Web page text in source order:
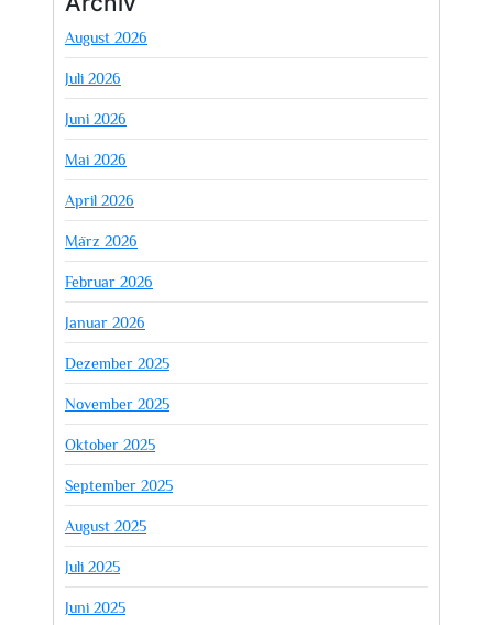
August 2026
Juli 2026
Juni 2026
Mai 2026
April 2026
März 2026
Februar 2026
Januar 2026
Dezember 2025
November 2025
Oktober 2025
September 2025
August 2025
Juli 2025
Juni 2025